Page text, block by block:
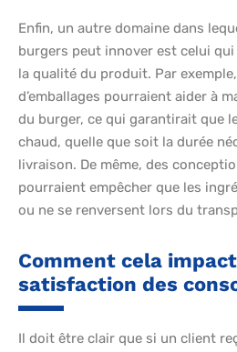
Enfin, un autre domaine dans
burgers peut innover est celui
la qualité du produit. Par
d’emballages pourraient aider à
du burger, ce qui garantirait que
chaud, quelle que soit la durée
livraison. De même, des
pourraient empêcher que les
ou ne se renversent lors du
Comment cela
satisfaction des
Il doit être clair que si un client